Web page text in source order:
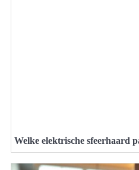
Welke elektrische sfeerhaard